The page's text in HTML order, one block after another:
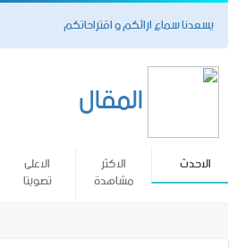
يسعدنا سماع ارائكم و اقتراحاتكم
المقال
الاحدث الاكثر
مشاهدة
الاعلى
تصويتا